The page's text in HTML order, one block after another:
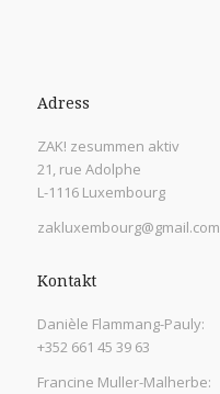
Adress
ZAK! zesummen aktiv
21, rue Adolphe
L-1116 Luxembourg
zakluxembourg@gmail.com
Kontakt
Danièle Flammang-Pauly:
+352 661 45 39 63
Francine Muller-Malherbe: